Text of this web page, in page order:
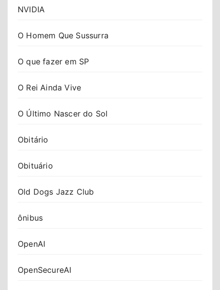
NVIDIA
O Homem Que Sussurra
O que fazer em SP
O Rei Ainda Vive
O Último Nascer do Sol
Obitário
Obituário
Old Dogs Jazz Club
ônibus
OpenAI
OpenSecureAI